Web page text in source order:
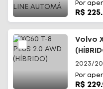
Por
R$
Volvo
2023/
Por
R$